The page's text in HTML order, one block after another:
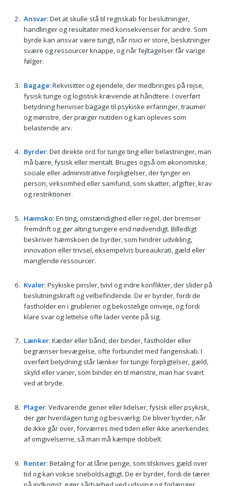
Ansvar: Det at skulle stå til regnskab for beslutninger,
handlinger og resultater med konsekvenser for andre. Som
byrde kan ansvar være tungt, når risici er store, beslutninger
svære og ressourcer knappe, og når fejltagelser får varige
følger.
Bagage: Rekvisitter og ejendele, der medbringes på rejse,
fysisk tunge og logistisk krævende at håndtere. I overført
betydning henviser bagage til psykiske erfaringer, traumer
og mønstre, der præger nutiden og kan opleves som
belastende arv.
Byrder: Det direkte ord for tunge ting eller belastninger, man
må bære, fysisk eller mentalt. Bruges også om økonomiske,
sociale eller administrative forpligtelser, der tynger en
person, virksomhed eller samfund, som skatter, afgifter, krav
og restriktioner.
Hæmsko: En ting, omstændighed eller regel, der bremser
fremdrift og gør alting tungere end nødvendigt. Billedligt
beskriver hæmskoen de byrder, som hindrer udvikling,
innovation eller trivsel, eksempelvis bureaukrati, gæld eller
manglende ressourcer.
Kvaler: Psykiske pinsler, tvivl og indre konflikter, der slider på
beslutningskraft og velbefindende. De er byrder, fordi de
fastholder en i grublerier og bekostelige omveje, og fordi
klare svar og lettelse ofte lader vente på sig.
Lænker: Kæder eller bånd, der binder, fastholder eller
begrænser bevægelse, ofte forbundet med fangenskab. I
overført betydning står lænker for tunge forpligtelser, gæld,
skyld eller vaner, som binder en til mønstre, man har svært
ved at bryde.
Plager: Vedvarende gener eller lidelser, fysisk eller psykisk,
der gør hverdagen tung og besværlig. De bliver byrder, når
de ikke går over, forværres med tiden eller ikke anerkendes
af omgivelserne, så man må kæmpe dobbelt.
Renter: Betaling for at låne penge, som tilskrives gæld over
tid og kan vokse sneboldsagtigt. De er byrder, fordi de tærer